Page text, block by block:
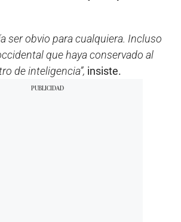
ser obvio para cualquiera. Incluso
que haya conservado al
de inteligencia”, insiste.